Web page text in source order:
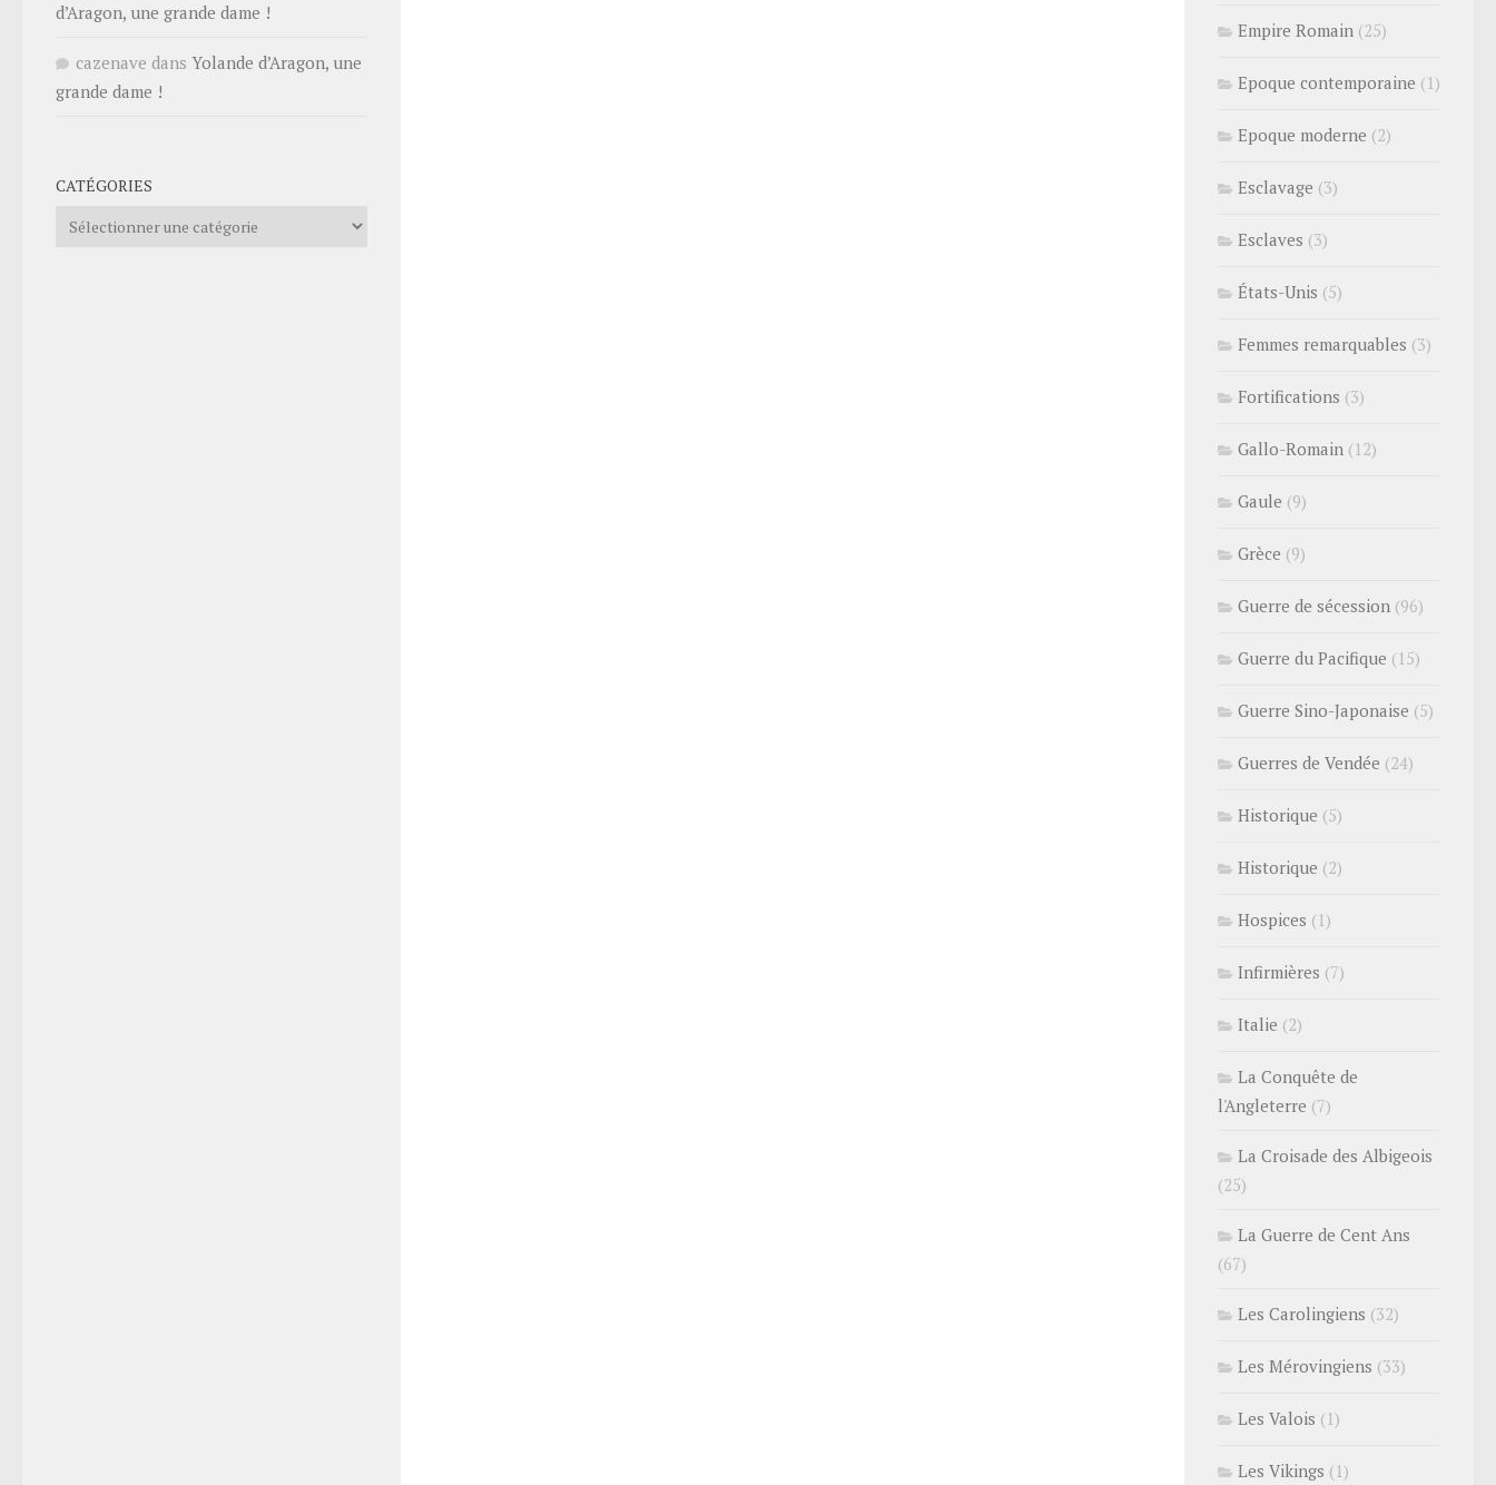
d’Aragon, une grande dame !
cazenave dans Yolande d’Aragon, une
grande dame !
CATÉGORIES
Catégories
Empire Romain (25)
Epoque contemporaine (1)
Epoque moderne (2)
Esclavage (3)
Esclaves (3)
États-Unis (5)
Femmes remarquables (3)
Fortifications (3)
Gallo-Romain (12)
Gaule (9)
Grèce (9)
Guerre de sécession (96)
Guerre du Pacifique (15)
Guerre Sino-Japonaise (5)
Guerres de Vendée (24)
Historique (5)
Historique (2)
Hospices (1)
Infirmières (7)
Italie (2)
La Conquête de
l'Angleterre (7)
La Croisade des Albigeois
(25)
La Guerre de Cent Ans
(67)
Les Carolingiens (32)
Les Mérovingiens (33)
Les Valois (1)
Les Vikings (1)